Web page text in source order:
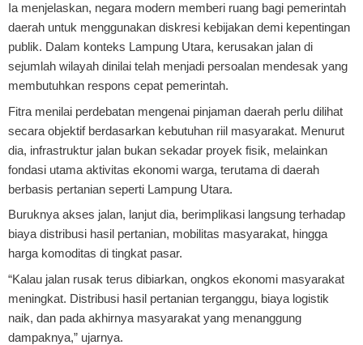
Ia menjelaskan, negara modern memberi ruang bagi pemerintah
daerah untuk menggunakan diskresi kebijakan demi kepentingan
publik. Dalam konteks Lampung Utara, kerusakan jalan di
sejumlah wilayah dinilai telah menjadi persoalan mendesak yang
membutuhkan respons cepat pemerintah.
Fitra menilai perdebatan mengenai pinjaman daerah perlu dilihat
secara objektif berdasarkan kebutuhan riil masyarakat. Menurut
dia, infrastruktur jalan bukan sekadar proyek fisik, melainkan
fondasi utama aktivitas ekonomi warga, terutama di daerah
berbasis pertanian seperti Lampung Utara.
Buruknya akses jalan, lanjut dia, berimplikasi langsung terhadap
biaya distribusi hasil pertanian, mobilitas masyarakat, hingga
harga komoditas di tingkat pasar.
“Kalau jalan rusak terus dibiarkan, ongkos ekonomi masyarakat
meningkat. Distribusi hasil pertanian terganggu, biaya logistik
naik, dan pada akhirnya masyarakat yang menanggung
dampaknya,” ujarnya.